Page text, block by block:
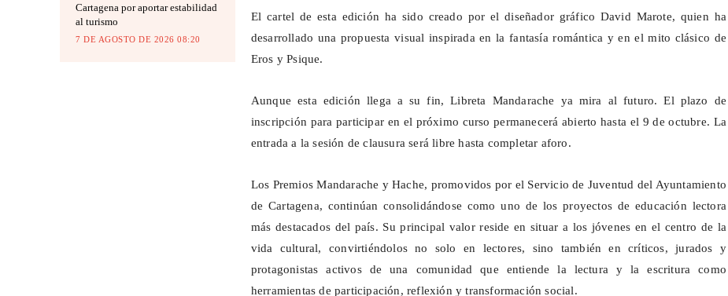
Cartagena por aportar estabilidad
al turismo
7 DE AGOSTO DE 2026 08:20
El cartel de esta edición ha sido creado por el diseñador gráfico David Marote, quien ha
desarrollado una propuesta visual inspirada en la fantasía romántica y en el mito clásico de
Eros y Psique.
Aunque esta edición llega a su fin, Libreta Mandarache ya mira al futuro. El plazo de
inscripción para participar en el próximo curso permanecerá abierto hasta el 9 de octubre. La
entrada a la sesión de clausura será libre hasta completar aforo.
Los PremiosMandarache y Hache, promovidos por el Servicio de Juventud del Ayuntamiento
de Cartagena, continúan consolidándose como uno de los proyectos de educación lectora
más destacados del país. Su principal valor reside en situar a los jóvenes en el centro de la
vida cultural, convirtiéndolos no solo en lectores, sino también en críticos, jurados y
protagonistas activos de una comunidad que entiende la lectura y la escritura como
herramientas de participación, reflexión y transformación social.